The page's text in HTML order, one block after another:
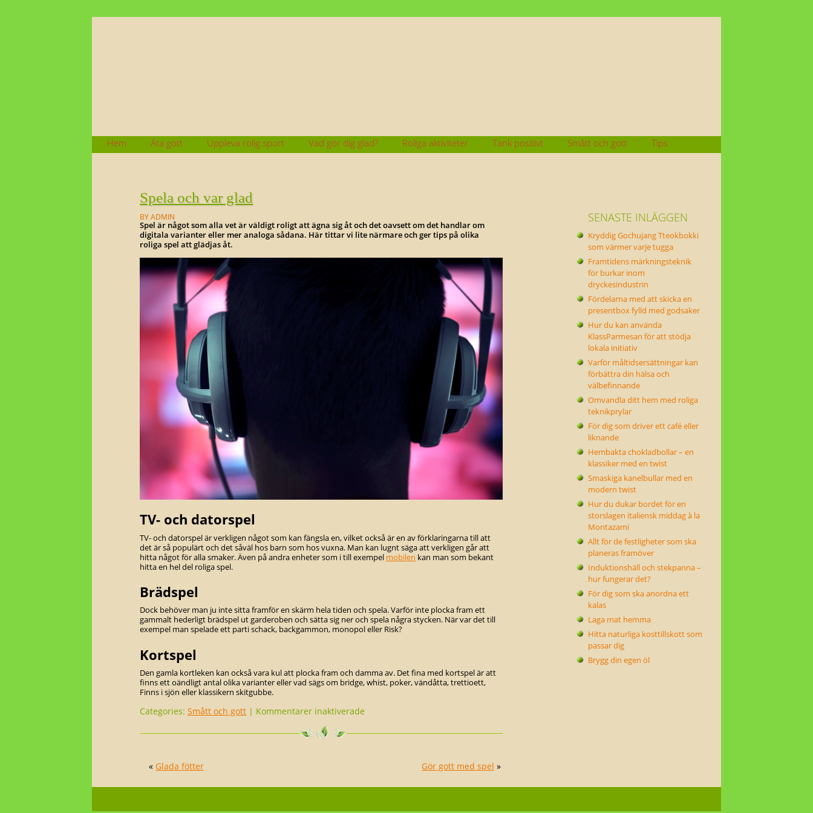
Skip
to
Hem Äta gott Uppleva rolig sport Vad gör dig glad? Roliga aktiviteter Tänk positivt Smått och gott Tips
Spela och var glad
BY ADMIN
Spel är något som alla vet är väldigt roligt att ägna sig åt och det oavsett om det handlar om
digitala varianter eller mer analoga sådana. Här tittar vi lite närmare och ger tips på olika
roliga spel att glädjas åt.
TV- och datorspel
TV- och datorspel är verkligen något som kan fängsla en, vilket också är en av förklaringarna till att
det är så populärt och det såväl hos barn som hos vuxna. Man kan lugnt säga att verkligen går att
hitta något för alla smaker. Även på andra enheter som i till exempel mobilen kan man som bekant
hitta en hel del roliga spel.
Brädspel
Dock behöver man ju inte sitta framför en skärm hela tiden och spela. Varför inte plocka fram ett
gammalt hederligt brädspel ut garderoben och sätta sig ner och spela några stycken. När var det till
exempel man spelade ett parti schack, backgammon, monopol eller Risk?
Kortspel
Den gamla kortleken kan också vara kul att plocka fram och damma av. Det fina med kortspel är att
finns ett oändligt antal olika varianter eller vad sägs om bridge, whist, poker, vändåtta, trettioett,
Finns i sjön eller klassikern skitgubbe.
Categories:Smått och gott | Kommentarer inaktiverade
och
« Glada fötter Gör gott med spel »
SENASTE INLÄGGEN
Kryddig Gochujang Tteokbokki
som värmer varje tugga
Framtidens märkningsteknik
för burkar inom
dryckesindustrin
Fördelarna med att skicka en
presentbox fylld med godsaker
Hur du kan använda
KlassParmesan för att stödja
lokala initiativ
Varför måltidsersättningar kan
förbättra din hälsa och
välbefinnande
Omvandla ditt hem med roliga
teknikprylar
För dig som driver ett café eller
liknande
Hembakta chokladbollar – en
klassiker med en twist
Smaskiga kanelbullar med en
modern twist
Hur du dukar bordet för en
storslagen italiensk middag à la
Montazami
Allt för de festligheter som ska
planeras framöver
Induktionshäll och stekpanna –
hur fungerar det?
För dig som ska anordna ett
kalas
Laga mat hemma
Hitta naturliga kosttillskott som
passar dig
Brygg din egen öl